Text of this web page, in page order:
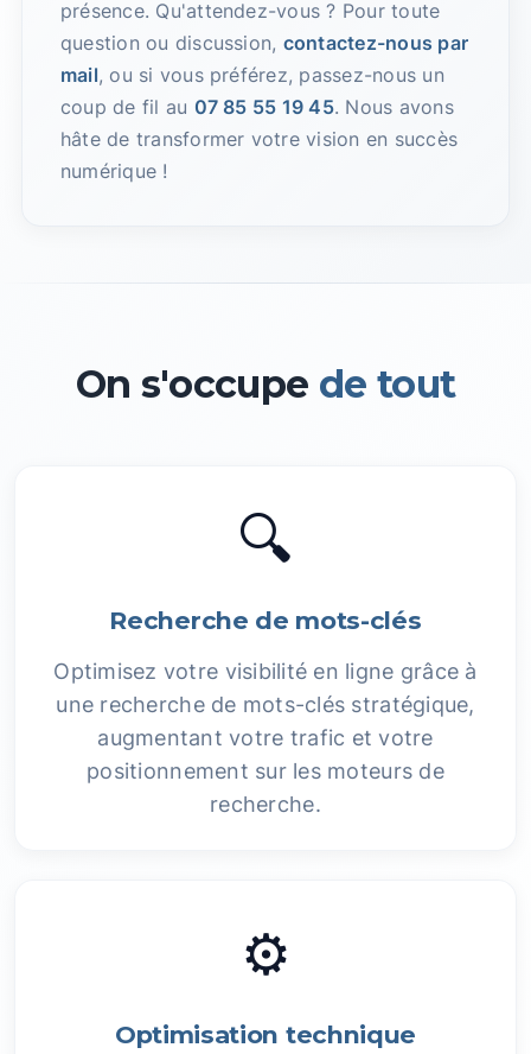
présence. Qu'attendez-vous ? Pour toute
question ou discussion, contactez-nous par
mail, ou si vous préférez, passez-nous un
coup de fil au 07 85 55 19 45. Nous avons
hâte de transformer votre vision en succès
numérique !
On s'occupe de tout
🔍
Recherche de mots-clés
Optimisez votre visibilité en ligne grâce à
une recherche de mots-clés stratégique,
augmentant votre trafic et votre
positionnement sur les moteurs de
recherche.
⚙️
Optimisation technique